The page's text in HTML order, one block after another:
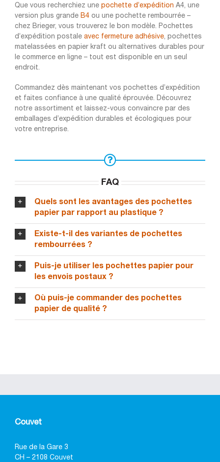
Que vous recherchiez une pochette d’expédition A4, une
version plus grande B4ou une pochette rembourrée –
chez Brieger, vous trouverez le bon modèle. Pochettes
d’expédition postale avec fermeture adhésive, pochettes
matelassées en papier kraft ou alternatives durables pour
le commerce en ligne – tout est disponible en un seul
endroit.
Commandez dès maintenant vos pochettes d’expédition
et faites confiance à une qualité éprouvée. Découvrez
notre assortiment et laissez-vous convaincre par des
emballages d’expédition durables et écologiques pour
votre entreprise.
FAQ
Quels sont les avantages des pochettes
papier par rapport au plastique ?
Existe-t-il des variantes de pochettes
rembourrées ?
Puis-je utiliser les pochettes papier pour
les envois postaux ?
Où puis-je commander des pochettes
papier de qualité ?
Couvet
Rue de la Gare 3
CH – 2108 Couvet